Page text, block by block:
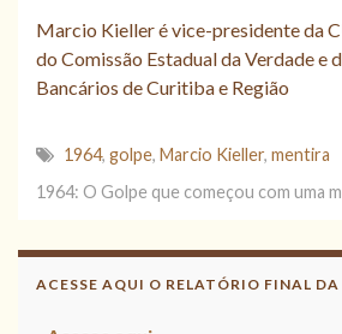
Marcio Kieller é vice-presidente da
do Comissão Estadual da Verdade e
Bancários de Curitiba e Região
1964, golpe, Marcio Kieller, mentira
1964: O Golpe que começou com uma
ACESSE AQUI O RELATÓRIO FINAL DA